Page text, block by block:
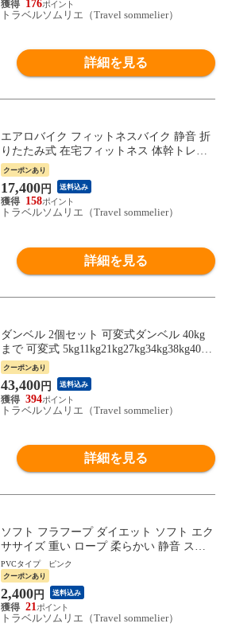
海道、沖縄県、離島を除く 【ロジ発送】
トラベルソムリエ w-tre5
176
トラベルソムリエ（Travel sommelier）
詳細を見る
エアロバイク フィットネスバイク 静音 折
りたたみ式 在宅フィットネス 体幹トレー
ニング エクササイズ トレーニング 体幹 筋
トレ ダイエット 健康器具 有酸素運動 室内
運動 家庭用 送料無料 ※北海道、沖縄県、
離島を除く 【ロジ発送】 トラベルソムリ
クーポンあり
17,400円 送料込み
158
トラベルソムリエ（Travel sommelier）
詳細を見る
ダンベル 2個セット 可変式ダンベル 40kg
まで 可変式 5kg11kg21kg27kg34kg38kg40kg
17段階調節 アジャスタブルダンベル 筋ト
レ ダイエット 筋力トレーニング 体力アッ
プ 送料無料 ※北海道、沖縄県、離島を除
く 【ロジ発送】 トラベルソムリエ w-tre5
クーポンあり
43,400円 送料込み
394
トラベルソムリエ（Travel sommelier）
詳細を見る
ソフト フラフープ ダイエット ソフト エク
ササイズ 重い ロープ 柔らかい 静音 スプ
リング スマート 折りたたみ 送料無料 ※北
海道、沖縄県、離島を除く 【ロジ発送】P
VC ピンク トラベルソムリエ w-tre5
PVCタイプ ピンク
クーポンあり
2,400円 送料込み
21
トラベルソムリエ（Travel sommelier）